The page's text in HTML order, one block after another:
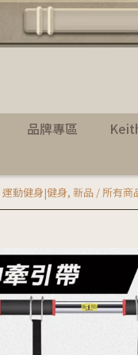
品牌專區
運動健身|健身, 新品 / 所有商